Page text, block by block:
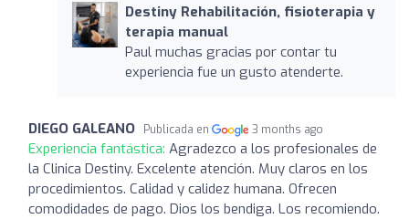
Destiny Rehabilitación, fisioterapia y
terapia manual
Paul muchas gracias por contar tu
experiencia fue un gusto atenderte.
DIEGO GALEANO Publicada en 3 months ago
Experiencia fantástica: Agradezco a los profesionales de
la Clinica Destiny. Excelente atención. Muy claros en los
procedimientos. Calidad y calidez humana. Ofrecen
comodidades de pago. Dios los bendiga. Los recomiendo.